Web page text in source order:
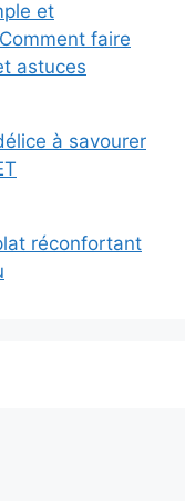
et
Comment faire
astuces
à savourer
réconfortant